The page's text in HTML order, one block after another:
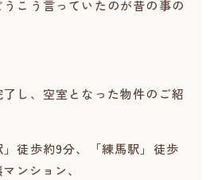
こう言っていたのが昔の事の
し、空室となった物件のご紹
徒歩約9分、「練馬駅」徒歩
ンション、